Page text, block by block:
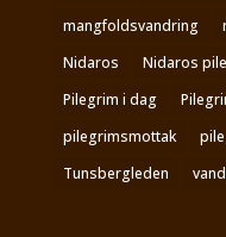
mangfoldsvandring
Nidaros
Nidaros
Pilegrim i dag
pilegrimsmottak
Tunsbergleden